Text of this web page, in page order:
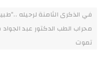
في الذكرى الثامنة لرحيله
محراب الطب الدكتور عبد
تموت